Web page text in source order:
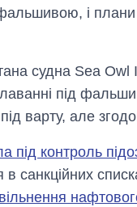
і
судна Sea Owl
під
варту, але
під контроль
санкційних